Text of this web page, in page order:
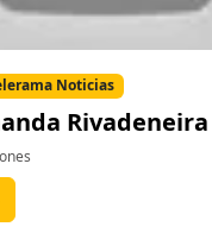
Noticias
Rivadeneira